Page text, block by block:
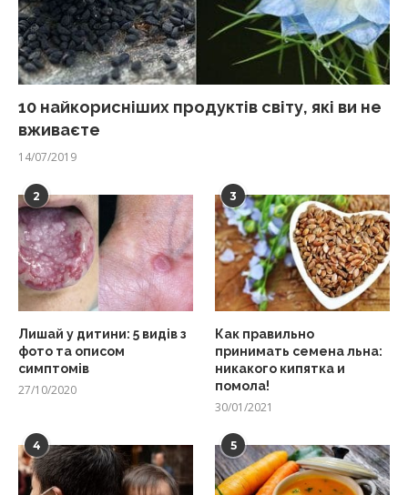
10 найкорисніших продуктів світу, які ви не
вживаєте
14/07/2019
2
Лишай у дитини: 5 видів з
фото та описом
симптомів
27/10/2020
3
Как правильно
принимать семена льна:
никакого кипятка и
помола!
30/01/2021
4 5